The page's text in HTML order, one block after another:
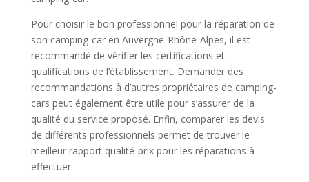
Pour choisir le bon professionnel pour la réparation de
son camping-car en Auvergne-Rhône-Alpes, il est
recommandé de vérifier les certifications et
qualifications de l’établissement. Demander des
recommandations à d’autres propriétaires de camping-
cars peut également être utile pour s’assurer de la
qualité du service proposé. Enfin, comparer les devis
de différents professionnels permet de trouver le
meilleur rapport qualité-prix pour les réparations à
effectuer.